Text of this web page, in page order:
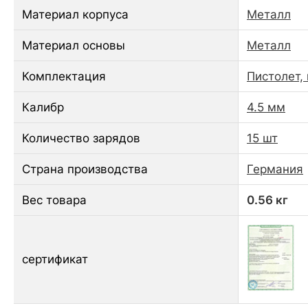
Материал корпуса Металл
Материал основы Металл
Комплектация Пистолет,
Калибр 4.5 мм
Количество зарядов 15 шт
Страна производства Германия
Вес товара 0.56 кг
сертификат